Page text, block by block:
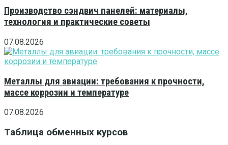
Производство сэндвич панелей: материалы,
технология и практические советы
07.08.2026
Металлы для авиации: требования к прочности,
массе коррозии и температуре
07.08.2026
Таблица обменных курсов